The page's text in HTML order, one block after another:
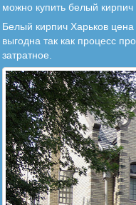
можно купить белый кирпич
Белый кирпич Харьков
выгодна так как процесс
затратное.